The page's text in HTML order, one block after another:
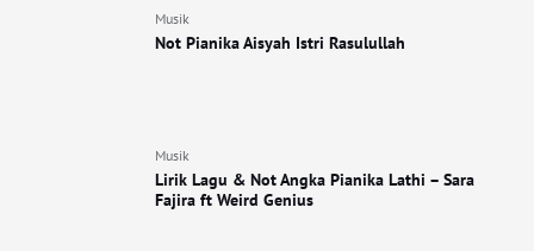
Musik
Not Pianika Aisyah Istri Rasulullah
Musik
Lirik Lagu & Not Angka Pianika Lathi – Sara
Fajira ft Weird Genius